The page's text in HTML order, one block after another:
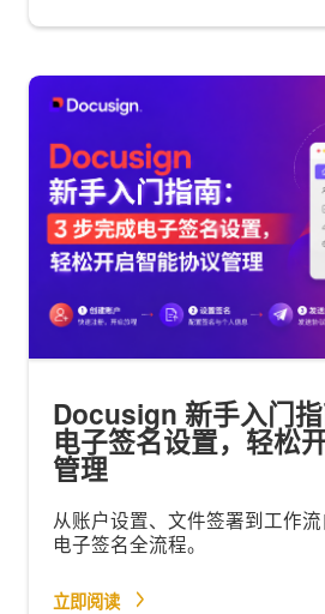
Docusign 新手入门
电子签名设置，轻松
管理
从账户设置、文件签署到工作
电子签名全流程。
立即阅读